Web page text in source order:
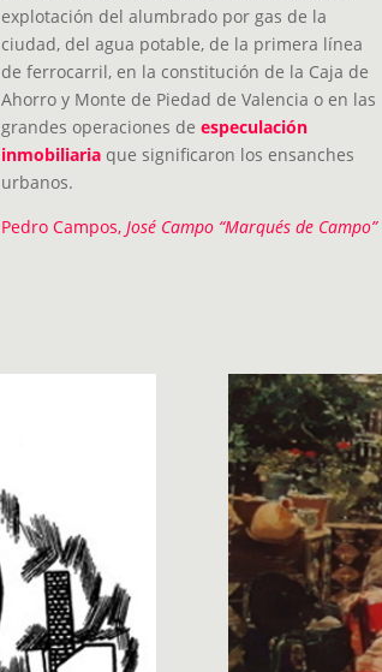
explotación del alumbrado por gas de la
ciudad, del agua potable, de la primera línea
de ferrocarril, en la constitución de la Caja de
Ahorro y Monte de Piedad de Valencia o en las
grandes operaciones de especulación
inmobiliaria que significaron los ensanches
urbanos.
Pedro Campos, José Campo “Marqués de Campo”